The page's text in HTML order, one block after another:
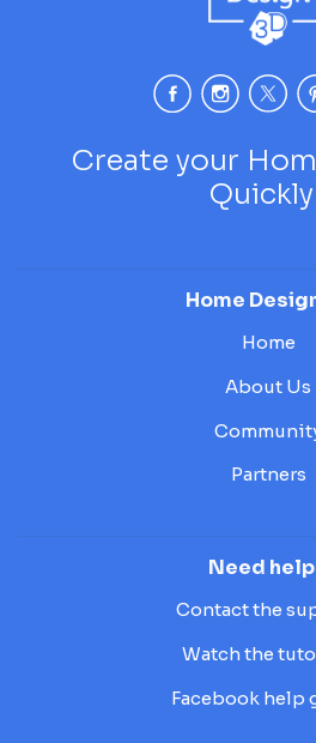
Create your
Quickly
Home
Home
About Us
Partners
Need help
Contact the
Watch the
Facebook help